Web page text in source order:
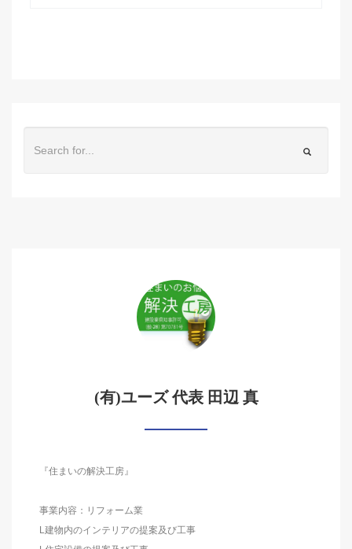
(有)ユーズ 代表 田辺 真
『住まいの解決工房』
事業内容：リフォーム業
L建物内のインテリアの提案及び工事